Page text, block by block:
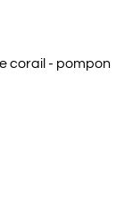
corail - pompon